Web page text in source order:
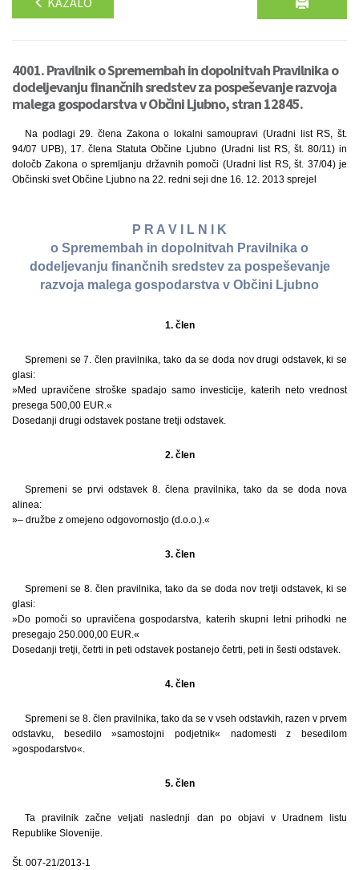
4001. Pravilnik o Spremembah in dopolnitvah Pravilnika o
dodeljevanju finančnih sredstev za pospeševanje razvoja
malega gospodarstva v Občini Ljubno, stran 12845.
Na podlagi 29. člena Zakona o lokalni samoupravi (Uradni list RS, št.
94/07 UPB), 17. člena Statuta Občine Ljubno (Uradni list RS, št. 80/11) in
določb Zakona o spremljanju državnih pomoči (Uradni list RS, št. 37/04) je
Občinski svet Občine Ljubno na 22. redni seji dne 16. 12. 2013 sprejel
P R A V I L N I K
o Spremembah in dopolnitvah Pravilnika o
dodeljevanju finančnih sredstev za pospeševanje
razvoja malega gospodarstva v Občini Ljubno
1. člen
Spremeni se 7. člen pravilnika, tako da se doda nov drugi odstavek, ki se
glasi:
»Med upravičene stroške spadajo samo investicije, katerih neto vrednost
presega 500,00 EUR.«
Dosedanji drugi odstavek postane tretji odstavek.
2. člen
Spremeni se prvi odstavek 8. člena pravilnika, tako da se doda nova
alinea:
»– družbe z omejeno odgovornostjo (d.o.o.).«
3. člen
Spremeni se 8. člen pravilnika, tako da se doda nov tretji odstavek, ki se
glasi:
»Do pomoči so upravičena gospodarstva, katerih skupni letni prihodki ne
presegajo 250.000,00 EUR.«
Dosedanji tretji, četrti in peti odstavek postanejo četrti, peti in šesti odstavek.
4. člen
Spremeni se 8. člen pravilnika, tako da se v vseh odstavkih, razen v prvem
odstavku, besedilo »samostojni podjetnik« nadomesti z besedilom
»gospodarstvo«.
5. člen
Ta pravilnik začne veljati naslednji dan po objavi v Uradnem listu
Republike Slovenije.
Št. 007-21/2013-1